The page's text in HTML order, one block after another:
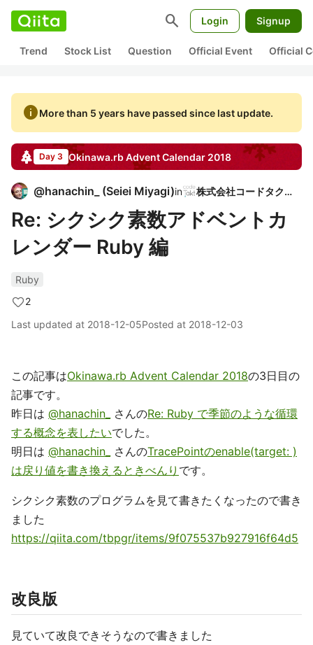
search Login Signup
Trend Stock List Question Official Event Official
infoMore than 5 years have passed since last update.
Day 3 Okinawa.rbAdvent Calendar 2018
@hanachin_ (Seiei Miyagi)in 株式会社コードタクト
Re: シクシク素数アドベントカ
レンダー Ruby 編
Ruby
2
Last updated at 2018-12-05Posted at 2018-12-03
この記事はOkinawa.rb Advent Calendar 2018の3日目の
記事です。
昨日は @hanachin_ さんのRe: Ruby で季節のような循環
する概念を表したいでした。
明日は @hanachin_ さんのTracePointのenable(target: )
は戻り値を書き換えるときべんり です。
シクシク素数のプログラムを見て書きたくなったので書き
ました
https://qiita.com/tbpgr/items/9f075537b927916f64d5
改良版
見ていて改良できそうなので書きました